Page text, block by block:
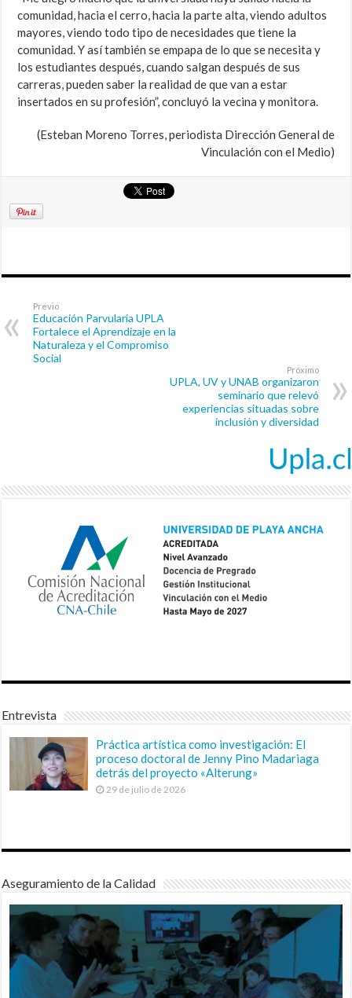
comunidad, hacia el cerro, hacia la parte alta, viendo adultos
mayores, viendo todo tipo de necesidades que tiene la
comunidad. Y así también se empapa de lo que se necesita y
los estudiantes después, cuando salgan después de sus
carreras, pueden saber la realidad de que van a estar
insertados en su profesión”, concluyó la vecina y monitora.
(Esteban Moreno Torres, periodista Dirección General de
Vinculación con el Medio)
Previo
Educación Parvularia UPLA
Fortalece el Aprendizaje en la
Naturaleza y el Compromiso
Social
Próximo
UPLA, UV y UNAB organizaron
seminario que relevó
experiencias situadas sobre
inclusión y diversidad
Entrevista
Práctica artística como investigación: El
proceso doctoral de Jenny Pino Madariaga
detrás del proyecto «Alterung»
29 de julio de 2026
Aseguramiento de la Calidad